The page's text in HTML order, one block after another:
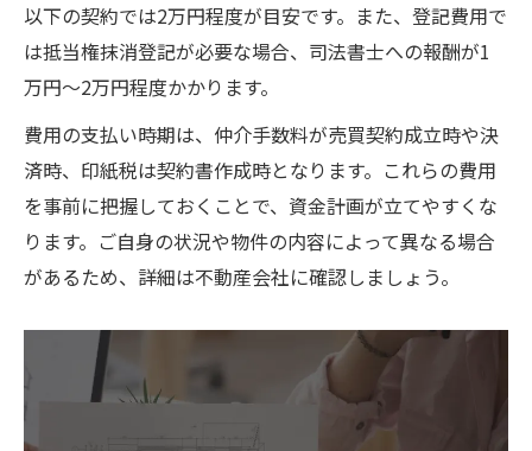
以下の契約では2万円程度が目安です。また、登記費用で
は抵当権抹消登記が必要な場合、司法書士への報酬が1
万円～2万円程度かかります。
費用の支払い時期は、仲介手数料が売買契約成立時や決
済時、印紙税は契約書作成時となります。これらの費用
を事前に把握しておくことで、資金計画が立てやすくな
ります。ご自身の状況や物件の内容によって異なる場合
があるため、詳細は不動産会社に確認しましょう。